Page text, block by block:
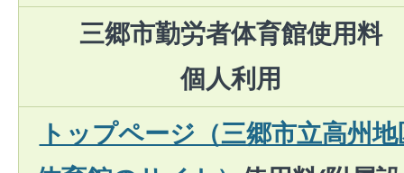
三郷市勤労者体育館使用料
個人利用
トップページ（三郷市立高州地